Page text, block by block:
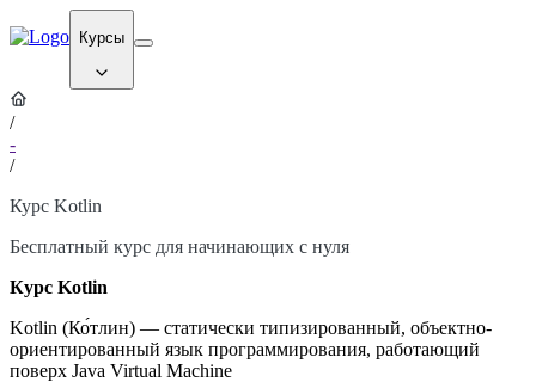
Курсы
/
-
/
Курс Kotlin
Бесплатный курс для начинающих с нуля
Курс Kotlin
Kotlin (Ко́тлин) — статически типизированный, объектно-
ориентированный язык программирования, работающий
поверх Java Virtual Machine